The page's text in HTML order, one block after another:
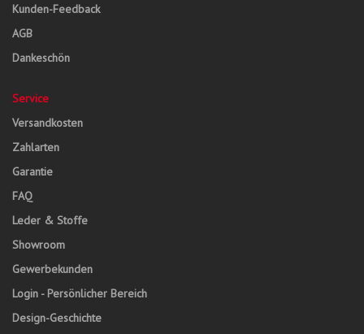
Kunden-Feedback
AGB
Dankeschön
Service
Versandkosten
Zahlarten
Garantie
FAQ
Leder & Stoffe
Showroom
Gewerbekunden
Login - Persönlicher Bereich
Design-Geschichte